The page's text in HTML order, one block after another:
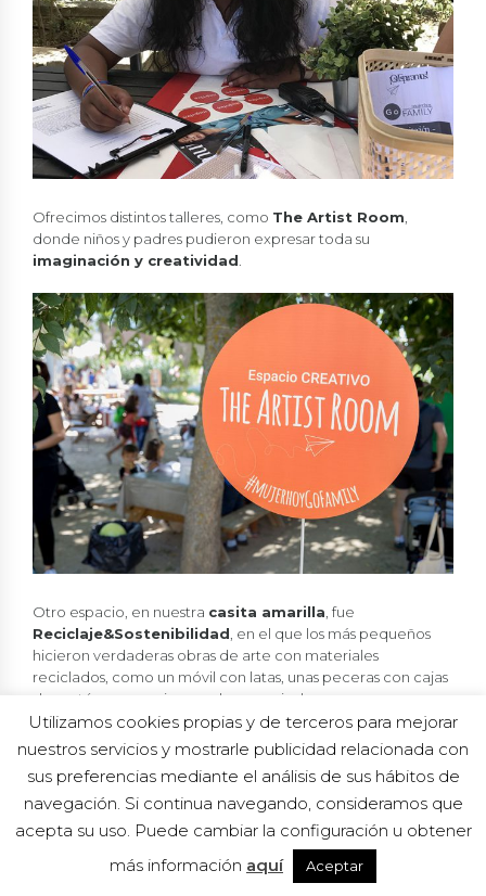
Ofrecimos distintos talleres, como The Artist Room
donde niños y padres pudieron expresar toda su
imaginación y creatividad
Otro espacio, en nuestra casita amarilla , fue
Reciclaje&Sostenibilidad , en el que los más pequeños
hicieron verdaderas obras de arte con materiales
reciclados, como un móvil con latas, unas peceras con cajas
de cartón o unos pisapapeles con piedras.
Otro taller, que siempre es éxito asegurado, fue
The
. Hicimos galletas de mantequilla, lasaña
de colores con verduras y queso, y pizzas caseras… ¡Qué olor
más rico salía de nuestra cocinita!
Utilizamos cookies propias y de terceros para mejorar
nuestros servicios y mostrarle publicidad relacionada con
sus preferencias mediante el análisis de sus hábitos de
navegación. Si continua navegando, consideramos que
acepta su uso. Puede cambiar la configuración u obtener
más información aquí Aceptar